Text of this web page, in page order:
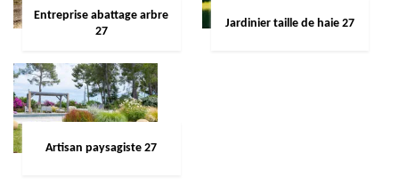
Entreprise abattage arbre
27
Jardinier taille de haie 27
Artisan paysagiste 27